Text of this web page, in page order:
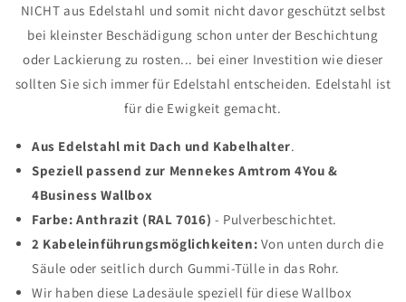
NICHT aus Edelstahl und somit nicht davor geschützt selbst
bei kleinster Beschädigung schon unter der Beschichtung
oder Lackierung zu rosten... bei einer Investition wie dieser
sollten Sie sich immer für Edelstahl entscheiden. Edelstahl ist
für die Ewigkeit gemacht.
Aus Edelstahl mit Dach und Kabelhalter.
Speziell passend zur Mennekes Amtrom 4You &
4Business Wallbox
Farbe: Anthrazit (RAL 7016) - Pulverbeschichtet.
2 Kabeleinführungsmöglichkeiten: Von unten durch die
Säule oder seitlich durch Gummi-Tülle in das Rohr.
Wir haben diese Ladesäule speziell für diese Wallbox